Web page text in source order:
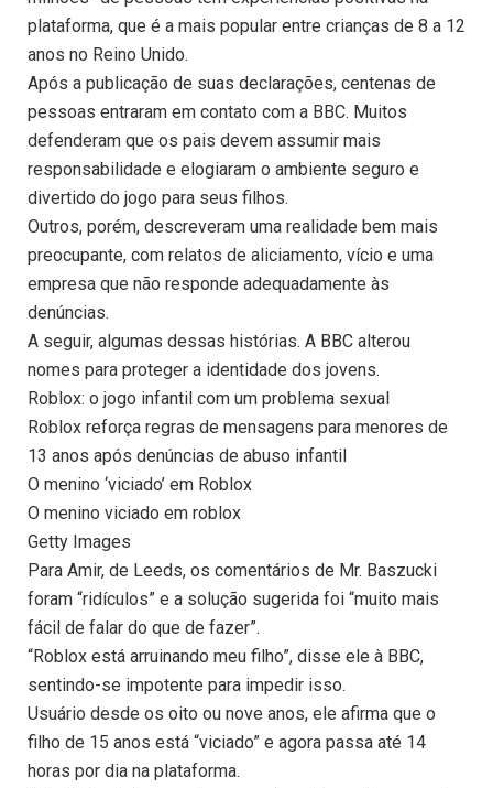
plataforma, que é a mais popular entre crianças de 8 a 12
anos no Reino Unido.
Após a publicação de suas declarações, centenas de
pessoas entraram em contato com a BBC. Muitos
defenderam que os pais devem assumir mais
responsabilidade e elogiaram o ambiente seguro e
divertido do jogo para seus filhos.
Outros, porém, descreveram uma realidade bem mais
preocupante, com relatos de aliciamento, vício e uma
empresa que não responde adequadamente às
denúncias.
A seguir, algumas dessas histórias. A BBC alterou
nomes para proteger a identidade dos jovens.
Roblox: o jogo infantil com um problema sexual
Roblox reforça regras de mensagens para menores de
13 anos após denúncias de abuso infantil
O menino ‘viciado’ em Roblox
O menino viciado em roblox
Getty Images
Para Amir, de Leeds, os comentários de Mr. Baszucki
foram “ridículos” e a solução sugerida foi “muito mais
fácil de falar do que de fazer”.
“Roblox está arruinando meu filho”, disse ele à BBC,
sentindo-se impotente para impedir isso.
Usuário desde os oito ou nove anos, ele afirma que o
filho de 15 anos está “viciado” e agora passa até 14
horas por dia na plataforma.